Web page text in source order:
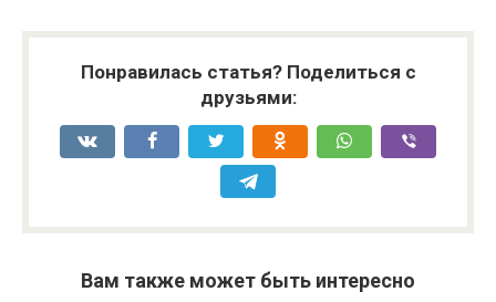
Понравилась статья? Поделиться с
друзьями:
Вам также может быть интересно